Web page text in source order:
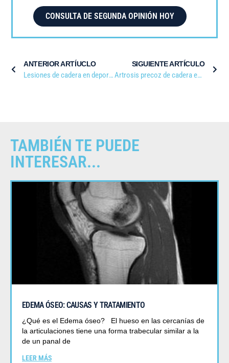
CONSULTA DE SEGUNDA OPINIÓN HOY
ANTERIOR ARTÍUCLO
Lesiones de cadera en deportistas: causas, diagnóstico y prevención
SIGUIENTE ARTÍCULO
Artrosis precoz de cadera en deportistas: causas, síntomas y tratamientos efectivos
TAMBIÉN TE PUEDE
INTERESAR...
EDEMA ÓSEO: CAUSAS Y TRATAMIENTO
¿Qué es el Edema óseo? El hueso en las cercanías de
la articulaciones tiene una forma trabecular similar a la
de un panal de
LEER MÁS